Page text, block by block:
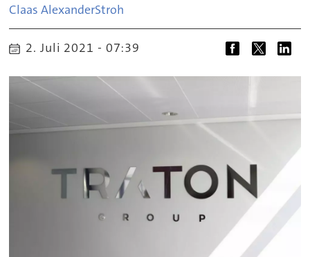
Claas AlexanderStroh
2. Juli 2021 - 07:39